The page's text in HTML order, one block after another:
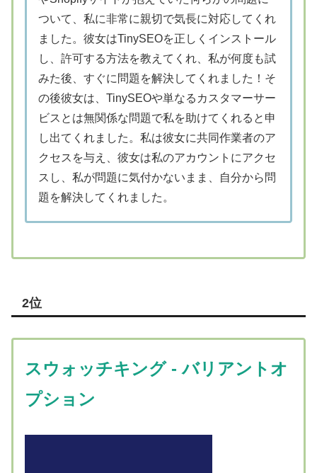
ついて、私に非常に親切で気長に対応してくれ
ました。彼女はTinySEOを正しくインストール
し、許可する方法を教えてくれ、私が何度も試
みた後、すぐに問題を解決してくれました！そ
の後彼女は、TinySEOや単なるカスタマーサー
ビスとは無関係な問題で私を助けてくれると申
し出てくれました。私は彼女に共同作業者のア
クセスを与え、彼女は私のアカウントにアクセ
スし、私が問題に気付かないまま、自分から問
題を解決してくれました。
2位
スウォッチキング ‑ バリアントオ
プション